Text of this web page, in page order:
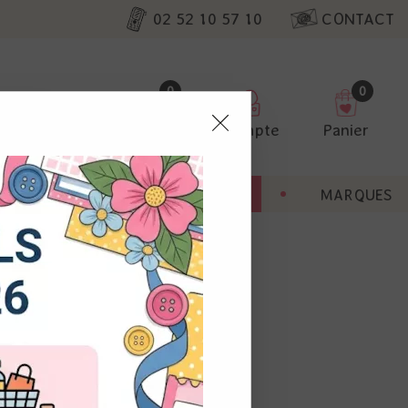
02 52 10 57 10 CONTACT
0
Compte
0
Panier
BONNES AFFAIRES MARQUES
nos
Vous
à droite